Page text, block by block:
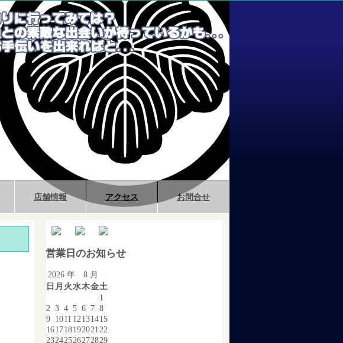
店舗情報 アクセス お問合せ
営業日のお知らせ
2026 年 8 月
日 月 火水木金土
1
2 3 4 5 6 7 8
9 1011 12131415
161718192021 22
23242526272829